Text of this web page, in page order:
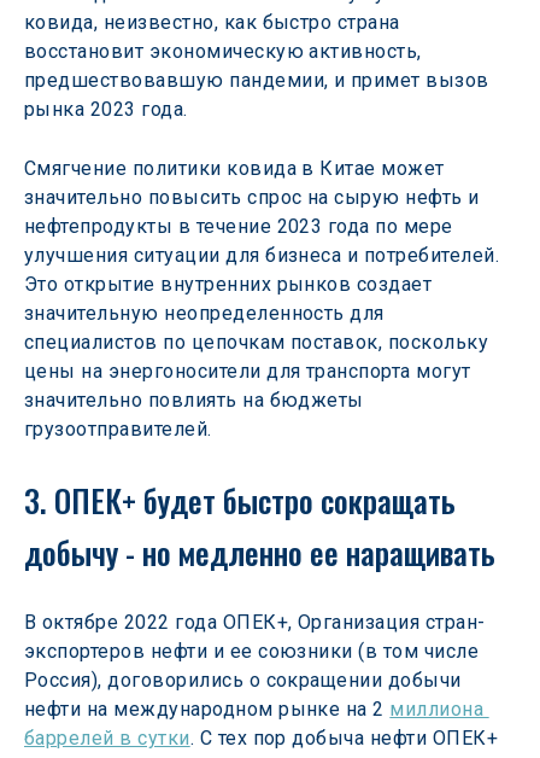
ковида, неизвестно, как быстро страна
восстановит экономическую активность,
предшествовавшую пандемии, и примет вызов
рынка 2023 года.
Смягчение политики ковида в Китае может
значительно повысить спрос на сырую нефть и
нефтепродукты в течение 2023 года по мере
улучшения ситуации для бизнеса и потребителей.
Это открытие внутренних рынков создает
значительную неопределенность для
специалистов по цепочкам поставок, поскольку
цены на энергоносители для транспорта могут
значительно повлиять на бюджеты
грузоотправителей.
3. ОПЕК+ будет быстро сокращать
добычу - но медленно ее наращивать
В октябре 2022 года ОПЕК+, Организация стран-
экспортеров нефти и ее союзники (в том числе
Россия), договорились о сокращении добычи
нефти на международном рынке на 2 миллиона
баррелей в сутки. С тех пор добыча нефти ОПЕК+